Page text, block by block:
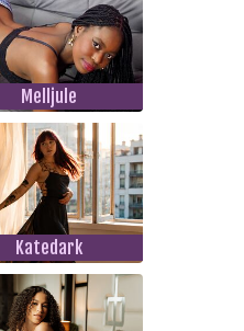
Melljule
Katedark